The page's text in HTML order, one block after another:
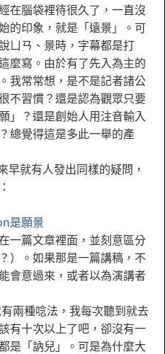
在腦袋裡待很久了，一直沒
的印象，就是「遠景」。可
ㄩㄢ、景時，字幕都是打
麼寫。由於有了先入為主的
我常常想，是不是記者諸公
不習慣？還是認為觀眾只要
」？還是創始人用注音輸入
總覺得這是多此一舉的產
早就有人發出同樣的疑問，
是願景
一篇文章裡面，並刻意區分
）。如果那是一篇講稿，不
會意過來，或者以為演講者
兩種唸法，我每次聽到就去
有十次以上了吧，卻沒有一
是「訥兒」。可是為什麼大